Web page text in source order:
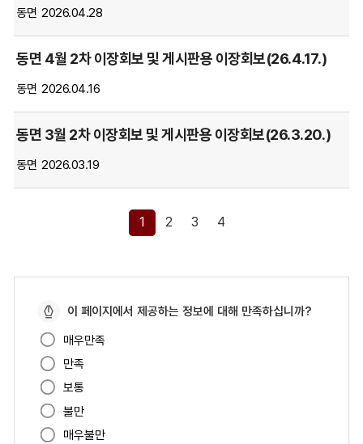
로
안
내
는
표
입
다.
동면 2026.04.28
동면 4월 2차 이장회보 및 게시판용 이장회보(26.4.17.)
동면 2026.04.16
동면 3월 2차 이장회보 및 게시판용 이장회보(26.3.20.)
동면 2026.03.19
1 2 3 4
페
이
지
만
족
도
이 페이지에서 제공하는 정보에 대해 만족하십니까?
매우만족
만족
보통
불만
매우불만